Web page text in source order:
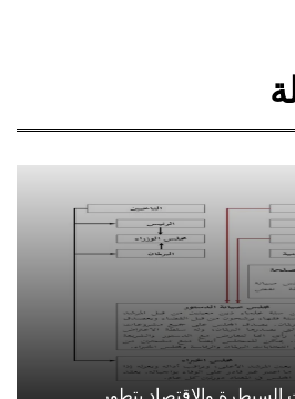
والاقتصاد يتطور